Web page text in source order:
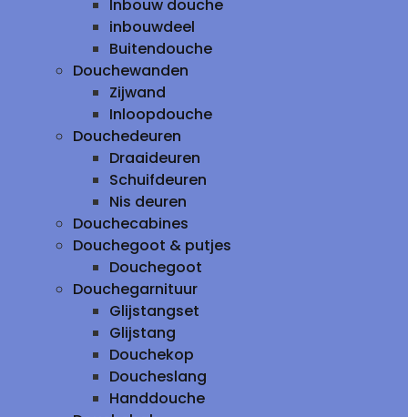
Inbouw douche
inbouwdeel
Buitendouche
Douchewanden
Zijwand
Inloopdouche
Douchedeuren
Draaideuren
Schuifdeuren
Nis deuren
Douchecabines
Douchegoot & putjes
Douchegoot
Douchegarnituur
Glijstangset
Glijstang
Douchekop
Doucheslang
Handdouche